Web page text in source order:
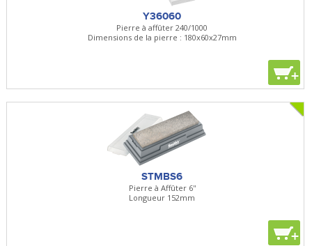
Y36060
Pierre à affûter 240/1000
Dimensions de la pierre : 180x60x27mm
+
STMBS6
Pierre à Affûter 6''
Longueur 152mm
+